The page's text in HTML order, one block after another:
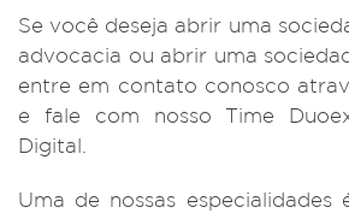
Se você deseja abrir uma
advocacia ou abrir uma
entre em contato conosco
e fale com nosso Time
Digital.
Uma de nossas especialidades